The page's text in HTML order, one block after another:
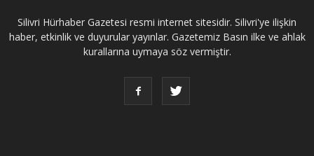
Silivri Hürhaber Gazetesi resmi internet sitesidir. Silivri'ye ilişkin
haber, etkinlik ve duyurular yayınlar. Gazetemiz Basın ilke ve ahlak
kurallarına uymaya söz vermiştir.